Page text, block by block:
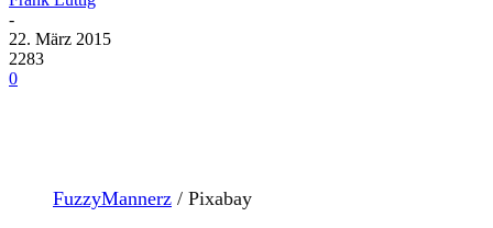
-
22. März 2015
2283
0
FuzzyMannerz / Pixabay